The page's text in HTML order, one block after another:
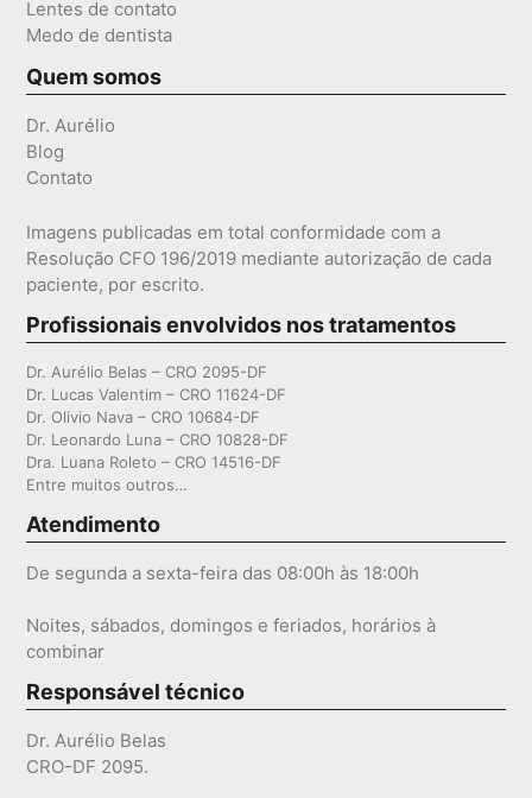
Lentes de contato
Medo de dentista
Quem somos
Dr. Aurélio
Blog
Contato
Imagens publicadas em total conformidade com a
Resolução CFO 196/2019 mediante autorização de cada
paciente, por escrito.
Profissionais envolvidos nos tratamentos
Dr. Aurélio Belas – CRO 2095-DF
Dr. Lucas Valentim – CRO 11624-DF
Dr. Olivio Nava – CRO 10684-DF
Dr. Leonardo Luna – CRO 10828-DF
Dra. Luana Roleto – CRO 14516-DF
Entre muitos outros…
Atendimento
De segunda a sexta-feira das 08:00h às 18:00h
Noites, sábados, domingos e feriados, horários à
combinar
Responsável técnico
Dr. Aurélio Belas
CRO-DF 2095.